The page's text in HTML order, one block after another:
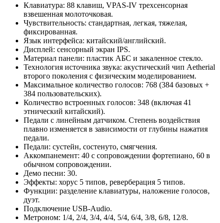
Клавиатура: 88 клавиш, VPAS-IV трехсенсорная
взвешенная молоточковая.
Чувствительность: стандартная, легкая, тяжелая,
фиксированная.
Язык интерфейса: китайский/английский.
Дисплей: сенсорный экран IPS.
Материал панели: пластик АБС и закаленное стекло.
Технология источника звука: акустический чип Aetherial
второго поколения с физическим моделированием.
Максимальное количество голосов: 768 (384 базовых +
384 пользовательских).
Количество встроенных голосов: 348 (включая 41
этнический китайский).
Педали с линейным датчиком. Степень воздействия
плавно изменяется в зависимости от глубины нажатия
педали.
Педали: сустейн, состенуто, смягчения.
Аккомпанемент: 40 с сопровождении фортепиано, 60 в
обычном сопровождении.
Демо песни: 30.
Эффекты: хорус 5 типов, реверберация 5 типов.
Функции: разделение клавиатуры, наложение голосов,
дуэт.
Подключение USB-Audio.
Метроном: 1/4, 2/4, 3/4, 4/4, 5/4, 6/4, 3/8, 6/8, 12/8.